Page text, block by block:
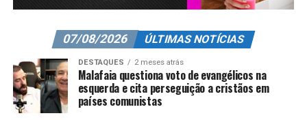
07/08/2026 ÚLTIMAS NOTÍCIAS
DESTAQUES 2 meses atrás
Malafaia questiona voto de evangélicos na
esquerda e cita perseguição a cristãos em
países comunistas